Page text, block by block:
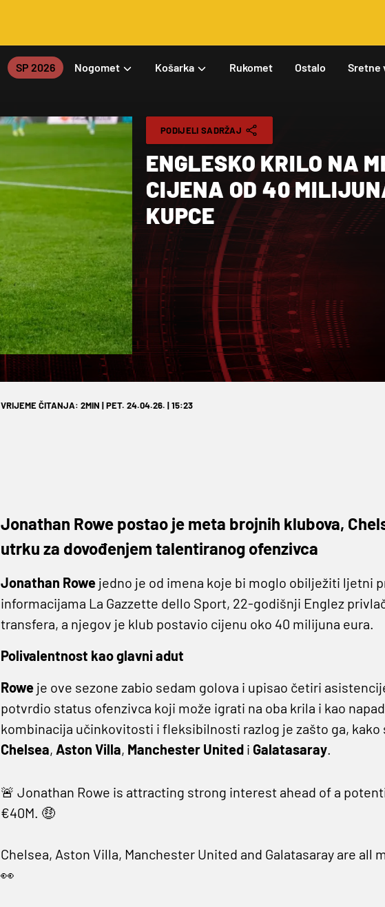
SP 2026 Nogomet Košarka Rukomet Ostalo Sretne
PODIJELI SADRŽAJ
ENGLESKO KRILO NA
CIJENA OD 40
KUPCE
VRIJEME ČITANJA: 2MIN | PET. 24.04.26. | 15:23
Jonathan Rowe postao je meta brojnih klubova,
utrku za dovođenjem talentiranog ofenzivca
Jonathan Rowejedno je od imena koje bi moglo obilježiti ljetni
informacijama La Gazzette dello Sport, 22-godišnji Englez
transfera, a njegov je klub postavio cijenu oko 40 milijuna eura.
Polivalentnost kao glavni adut
Roweje ove sezone zabio sedam golova i upisao četiri
potvrdio status ofenzivca koji može igrati na oba krila i kao
kombinacija učinkovitosti i fleksibilnosti razlog je zašto ga, kako
Chelsea, Aston Villa, Manchester Unitedi Galatasaray.
🚨 Jonathan Rowe is attracting strong interest ahead of a
€40M. 🤑
Chelsea, Aston Villa, Manchester United and Galatasaray are
👀